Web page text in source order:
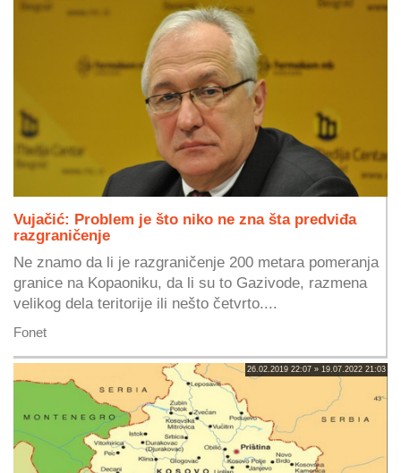
Vujačić: Problem je što niko ne zna šta predviđa
razgraničenje
Ne znamo da li je razgraničenje 200 metara pomeranja
granice na Kopaoniku, da li su to Gazivode, razmena
velikog dela teritorije ili nešto četvrto....
Fonet
26.02.2019 22:07 » 19.07.2022 21:03